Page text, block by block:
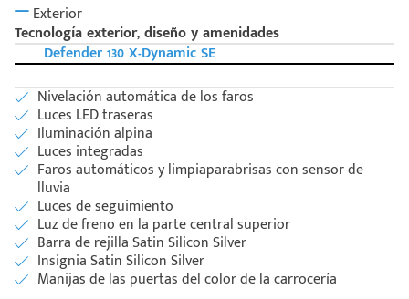
Exterior
Tecnología exterior, diseño y amenidades
Defender 130 X-Dynamic SE
Nivelación automática de los faros
Luces LED traseras
Iluminación alpina
Luces integradas
Faros automáticos y limpiaparabrisas con sensor de
lluvia
Luces de seguimiento
Luz de freno en la parte central superior
Barra de rejilla Satin Silicon Silver
Insignia Satin Silicon Silver
Manijas de las puertas del color de la carrocería